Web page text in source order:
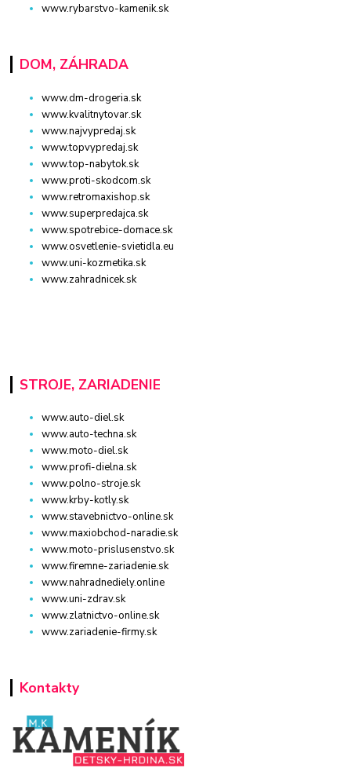
www.rybarstvo-kamenik.sk
DOM, ZÁHRADA
www.dm-drogeria.sk
www.kvalitnytovar.sk
www.najvypredaj.sk
www.topvypredaj.sk
www.top-nabytok.sk
www.proti-skodcom.sk
www.retromaxishop.sk
www.superpredajca.sk
www.spotrebice-domace.sk
www.osvetlenie-svietidla.eu
www.uni-kozmetika.sk
www.zahradnicek.sk
STROJE, ZARIADENIE
www.auto-diel.sk
www.auto-techna.sk
www.moto-diel.sk
www.profi-dielna.sk
www.polno-stroje.sk
www.krby-kotly.sk
www.stavebnictvo-online.sk
www.maxiobchod-naradie.sk
www.moto-prislusenstvo.sk
www.firemne-zariadenie.sk
www.nahradnediely.online
www.uni-zdrav.sk
www.zlatnictvo-online.sk
www.zariadenie-firmy.sk
Kontakty